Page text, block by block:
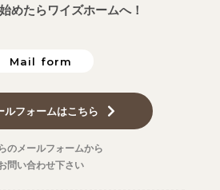
めたらワイズホームへ！
Mail form
ルフォームはこちら
のメールフォームから
問い合わせ下さい